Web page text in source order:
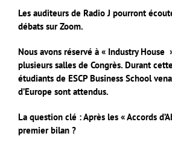
Les auditeurs de Radio J pourront
débats sur Zoom.
Nous avons réservé à « Industry House
plusieurs salles de Congrès. Durant
étudiants de ESCP Business School
d’Europe sont attendus.
La question clé : Après les « Accords
premier bilan ?